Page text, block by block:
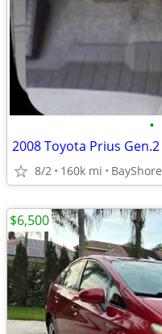
•
2008 Toyota Prius Gen.2
8/2 160k mi BayShore
$6,500